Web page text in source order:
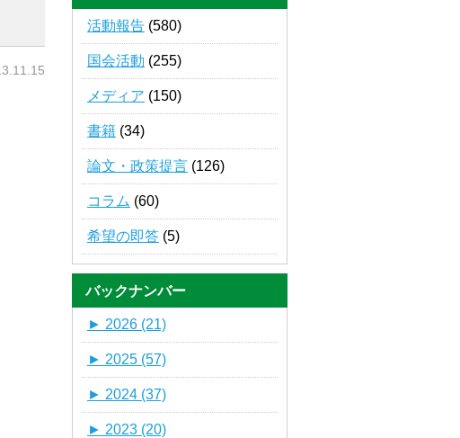
活動報告 (580)
国会活動 (255)
メディア (150)
書籍 (34)
論文・政策提言 (126)
コラム (60)
希望の即答 (5)
バックナンバー
► 2026 (21)
► 2025 (57)
► 2024 (37)
► 2023 (20)